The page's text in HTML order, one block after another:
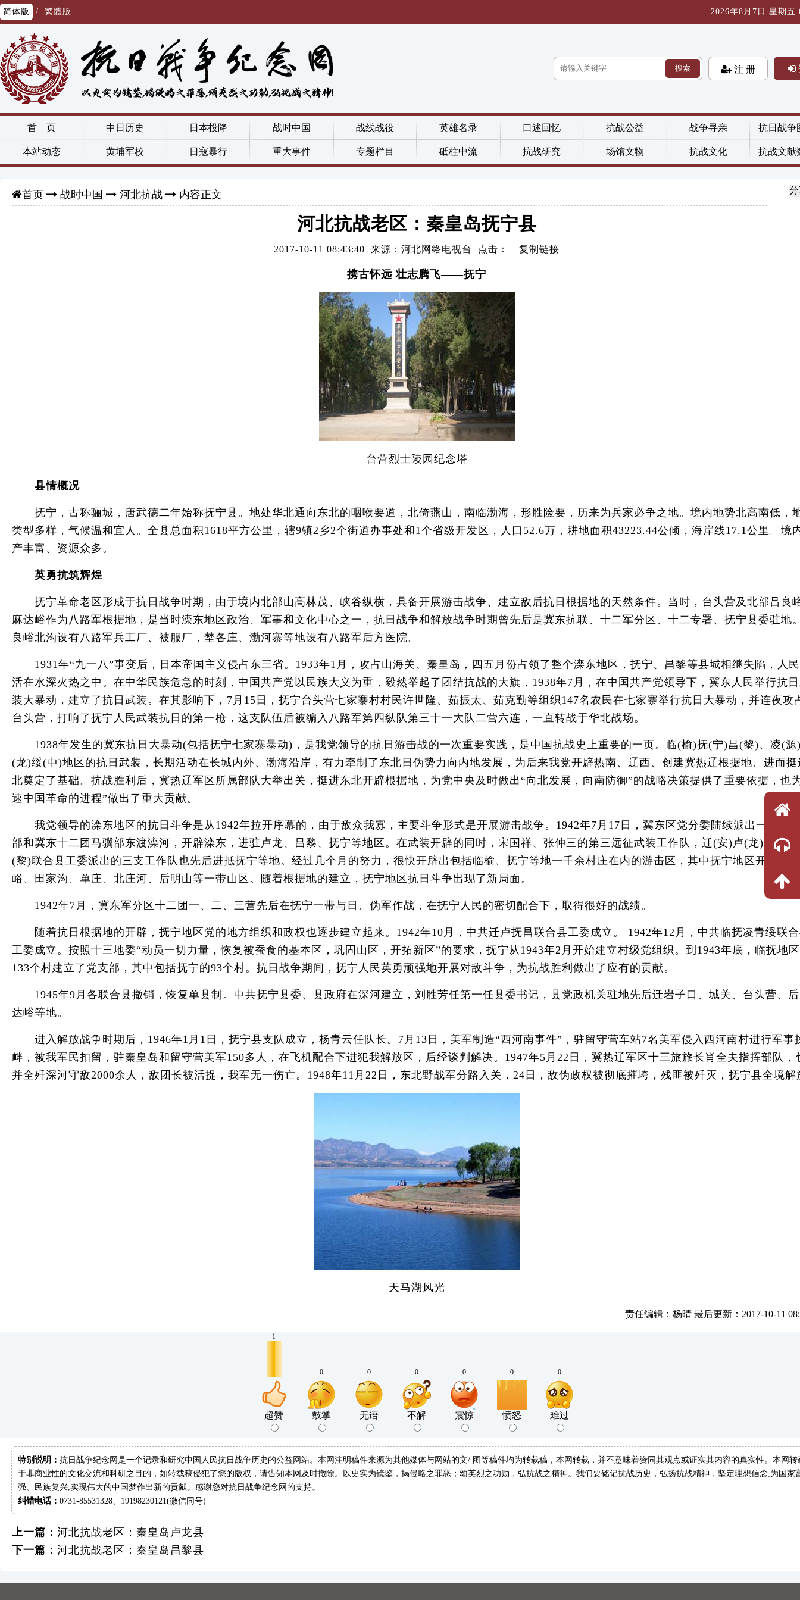
简体版 / 繁體版 2026年8月7日 星期五
搜索 注 册
首 页 中日历史 日本投降 战时中国 战线战役 英雄名录 口述回忆 抗战公益 战争寻亲 抗日战争
本站动态 黄埔军校 日寇暴行 重大事件 专题栏目 砥柱中流 抗战研究 场馆文物 抗战文化 抗战文献
首页 战时中国 河北抗战 内容正文
河北抗战老区：秦皇岛抚宁县
2017-10-11 08:43:40 来源：河北网络电视台 点击： 复制链接
携古怀远 壮志腾飞——抚宁
台营烈士陵园纪念塔
县情概况
抚宁，古称骊城，唐武德二年始称抚宁县。地处华北通向东北的咽喉要道，北倚燕山，南临渤海，形胜险要，历来为兵家必争之地。境内地势北高南低，
类型多样，气候温和宜人。全县总面积1618平方公里，辖9镇2乡2个街道办事处和1个省级开发区，人口52.6万，耕地面积43223.44公倾，海岸线17.1公里。境
产丰富、资源众多。
英勇抗筑辉煌
抚宁革命老区形成于抗日战争时期，由于境内北部山高林茂、峡谷纵横，具备开展游击战争、建立敌后抗日根据地的天然条件。当时，台头营及北部吕良
麻达峪作为八路军根据地，是当时滦东地区政治、军事和文化中心之一，抗日战争和解放战争时期曾先后是冀东抗联、十二军分区、十二专署、抚宁县委驻地
良峪北沟设有八路军兵工厂、被服厂，埜各庄、渤河寨等地设有八路军后方医院。
1931年“九一八”事变后，日本帝国主义侵占东三省。1933年1月，攻占山海关、秦皇岛，四五月份占领了整个滦东地区，抚宁、昌黎等县城相继失陷，人
活在水深火热之中。在中华民族危急的时刻，中国共产党以民族大义为重，毅然举起了团结抗战的大旗，1938年7月，在中国共产党领导下，冀东人民举行抗
装大暴动，建立了抗日武装。在其影响下，7月15日，抚宁台头营七家寨村村民许世隆、茹振太、茹克勤等组织147名农民在七家寨举行抗日大暴动，并连夜攻
台头营，打响了抚宁人民武装抗日的第一枪，这支队伍后被编入八路军第四纵队第三十一大队二营六连，一直转战于华北战场。
1938年发生的冀东抗日大暴动(包括抚宁七家寨暴动)，是我党领导的抗日游击战的一次重要实践，是中国抗战史上重要的一页。临(榆)抚(宁)昌(黎)、凌(源
(龙)绥(中)地区的抗日武装，长期活动在长城内外、渤海沿岸，有力牵制了东北日伪势力向内地发展，为后来我党开辟热南、辽西、创建冀热辽根据地、进而挺
北奠定了基础。抗战胜利后，冀热辽军区所属部队大举出关，挺进东北开辟根据地，为党中央及时做出“向北发展，向南防御”的战略决策提供了重要依据，也
速中国革命的进程”做出了重大贡献。
我党领导的滦东地区的抗日斗争是从1942年拉开序幕的，由于敌众我寡，主要斗争形式是开展游击战争。1942年7月17日，冀东区党分委陆续派出一批地
部和冀东十二团马骥部东渡滦河，开辟滦东，进驻卢龙、昌黎、抚宁等地区。在武装开辟的同时，宋国祥、张仲三的第三远征武装工作队，迁(安)卢(龙)抚(宁)
(黎)联合县工委派出的三支工作队也先后进抵抚宁等地。经过几个月的努力，很快开辟出包括临榆、抚宁等地一千余村庄在内的游击区，其中抚宁地区开辟了
峪、田家沟、单庄、北庄河、后明山等一带山区。随着根据地的建立，抚宁地区抗日斗争出现了新局面。
1942年7月，冀东军分区十二团一、二、三营先后在抚宁一带与日、伪军作战，在抚宁人民的密切配合下，取得很好的战绩。
随着抗日根据地的开辟，抚宁地区党的地方组织和政权也逐步建立起来。1942年10月，中共迁卢抚昌联合县工委成立。 1942年12月，中共临抚凌青绥联
工委成立。按照十三地委“动员一切力量，恢复被蚕食的基本区，巩固山区，开拓新区”的要求，抚宁从1943年2月开始建立村级党组织。到1943年底，临抚地
133个村建立了党支部，其中包括抚宁的93个村。抗日战争期间，抚宁人民英勇顽强地开展对敌斗争，为抗战胜利做出了应有的贡献。
1945年9月各联合县撤销，恢复单县制。中共抚宁县委、县政府在深河建立，刘胜芳任第一任县委书记，县党政机关驻地先后迁岩子口、城关、台头营、
达峪等地。
进入解放战争时期后，1946年1月1日，抚宁县支队成立，杨青云任队长。7月13日，美军制造“西河南事件”，驻留守营车站7名美军侵入西河南村进行军事
衅，被我军民扣留，驻秦皇岛和留守营美军150多人，在飞机配合下进犯我解放区，后经谈判解决。1947年5月22日，冀热辽军区十三旅旅长肖全夫指挥部队，
并全歼深河守敌2000余人，敌团长被活捉，我军无一伤亡。1948年11月22日，东北野战军分路入关，24日，敌伪政权被彻底摧垮，残匪被歼灭，抚宁县全境解
天马湖风光
责任编辑：杨晴 最后更新：2017-10-11
1
超赞
0
鼓掌
0
无语
0
不解
0
震惊
0
愤怒
0
难过
特别说明： 抗日战争纪念网是一个记录和研究中国人民抗日战争历史的公益网站。本网注明稿件来源为其他媒体与网站的文/ 图等稿件均为转载稿，本网转载，并不意味着赞同其观点或证实其内容的真实性。本网转
于非商业性的文化交流和科研之目的，如转载稿侵犯了您的版权，请告知本网及时撤除。以史实为镜鉴，揭侵略之罪恶；颂英烈之功勋，弘抗战之精神。我们要铭记抗战历史，弘扬抗战精神，坚定理想信念,为国家
强、民族复兴,实现伟大的中国梦作出新的贡献。感谢您对抗日战争纪念网的支持。
纠错电话： 0731-85531328、19198230121(微信同号)
上一篇： 河北抗战老区：秦皇岛卢龙县
下一篇： 河北抗战老区：秦皇岛昌黎县